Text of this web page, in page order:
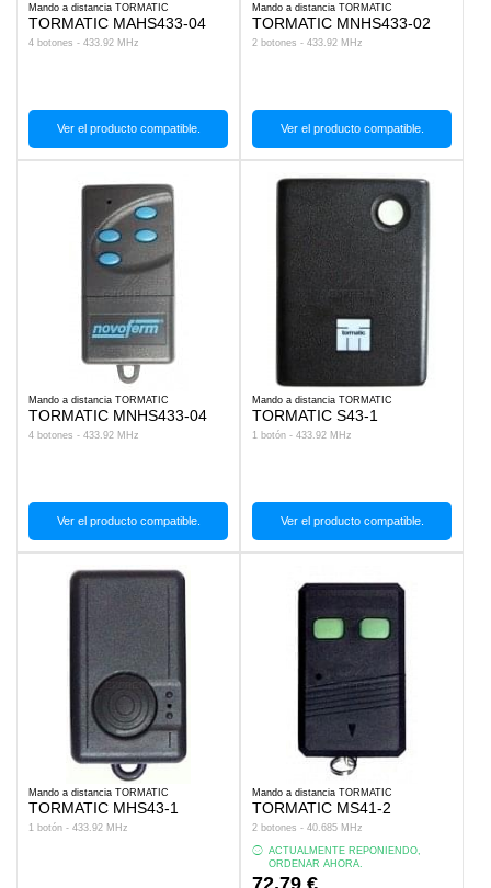
Mando a distancia TORMATIC
TORMATIC MAHS433-04
4 botones - 433.92 MHz
Ver el producto compatible.
Mando a distancia TORMATIC
TORMATIC MNHS433-02
2 botones - 433.92 MHz
Ver el producto compatible.
Mando a distancia TORMATIC
TORMATIC MNHS433-04
4 botones - 433.92 MHz
Ver el producto compatible.
Mando a distancia TORMATIC
TORMATIC S43-1
1 botón - 433.92 MHz
Ver el producto compatible.
Mando a distancia TORMATIC
TORMATIC MHS43-1
1 botón - 433.92 MHz
Mando a distancia TORMATIC
TORMATIC MS41-2
2 botones - 40.685 MHz
ACTUALMENTE REPONIENDO,
ORDENAR AHORA.
72,79 €